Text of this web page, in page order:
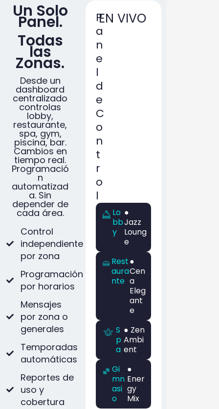
Un Solo
Panel.
Todas
las
Zonas.
Desde un
dashboard
centralizado
controlas
lobby,
restaurante,
spa, gym,
piscina, bar.
Cambios en
tiempo real.
Programació
n
automatizad
a. Sin
depender de
cada área.
Control
independiente
por zona
Programación
por horarios
Mensajes
por zona o
generales
Temporadas
automáticas
Reportes de
uso y
cobertura
P
a
n
e
l
d
e
C
o
n
t
r
o
l
EN VIVO
Lo
bb
y
●
Jazz
Loung
e
Rest
aura
nte
●
Cen
a
Eleg
ant
e
S
p
a
● Zen
Ambi
ent
Gi
mn
asi
o
●
Ener
gy
Mix